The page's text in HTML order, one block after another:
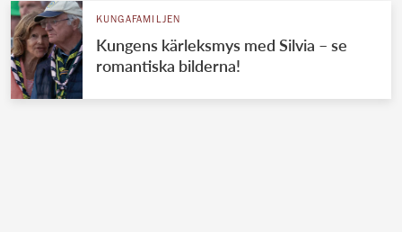
KUNGAFAMILJEN
Kungens kärleksmys med Silvia – se
romantiska bilderna!